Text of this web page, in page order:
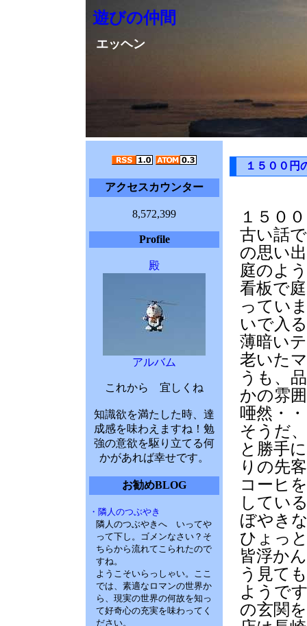
遊びの仲間
エッヘン
アクセスカウンター
8,572,399
Profile
殿
アルバム
これから 宜しくね
知識欲を満たした時、達
成感を味わえますね！勉
強の意欲を駆り立てる何
かがあれば幸せです。
お勧めBLOG
・隣人のつぶやき
隣人のつぶやきへ いってや
って下し。ゴメンなさい？そ
ちらから流れてこられたので
すね。
ようこそいらっしゃい。ここ
では、素適なロマンの世界か
ら、現実の世界の何故を知っ
て好奇心の充実を味わってく
ださい。
１５００円
１５０
古い話
の思い
庭のよ
看板で
ってい
いで入
薄暗い
老いた
うも、
かの雰
唖然・
そうだ
と勝手
りの先
コーヒ
してい
ぼやき
ひょっ
皆浮か
う見て
ようで
の玄関